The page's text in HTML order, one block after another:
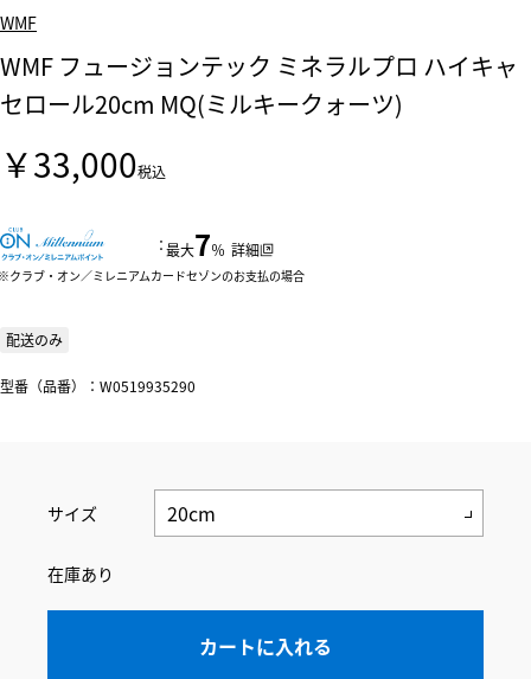
WMF
WMF フュージョンテック ミネラルプロ ハイキャ
セロール20cm MQ(ミルキークォーツ)
￥33,000税込
：最大7％ 詳細
クラブ・オン／ミレニアムカードセゾンのお支払の場合
配送のみ
型番（品番）：W0519935290
サイズ
在庫あり
カートに入れる